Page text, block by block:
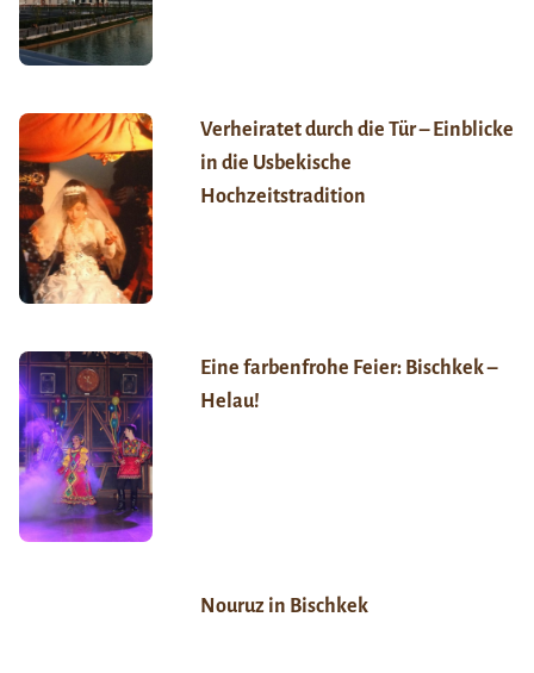
Verheiratet durch die Tür – Einblicke
in die Usbekische
Hochzeitstradition
Eine farbenfrohe Feier: Bischkek –
Helau!
Nouruz in Bischkek